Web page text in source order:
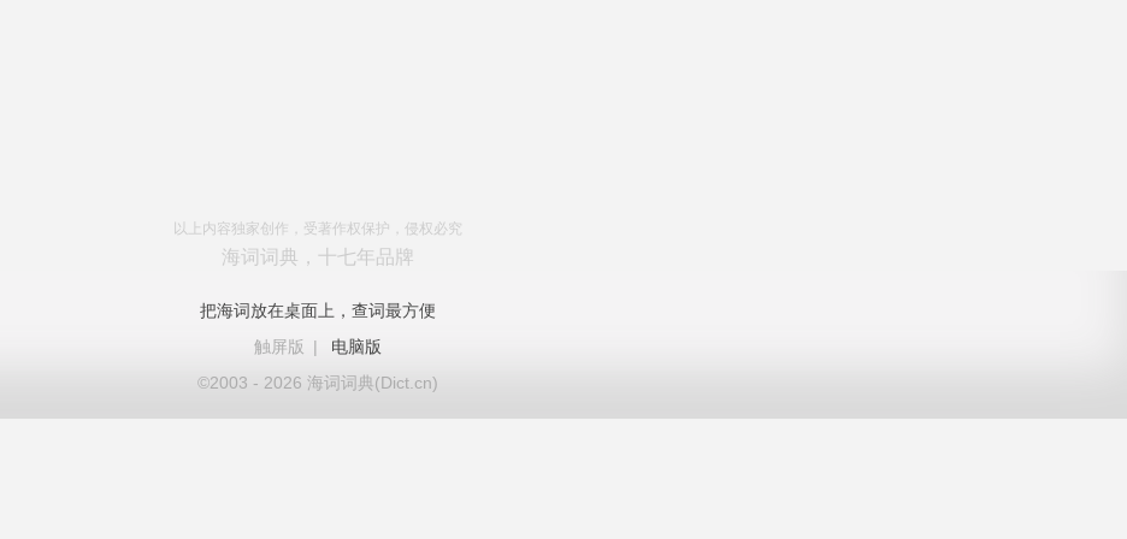
以上内容独家创作，受著作权保护，侵权必究
海词词典，十七年品牌
把海词放在桌面上，查词最方便
触屏版
|
电脑版
©2003 - 2026 海词词典(Dict.cn)